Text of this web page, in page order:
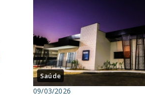
Saúde
09/03/2026